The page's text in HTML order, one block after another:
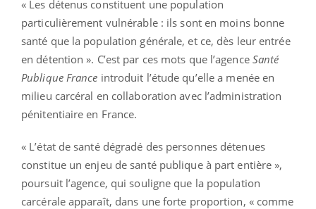
« Les détenus constituent une population
particulièrement vulnérable : ils sont en moins bonne
santé que la population générale, et ce, dès leur entrée
en détention ». C’est par ces mots que l’agence Santé
Publique France introduit l’étude qu’elle a menée en
milieu carcéral en collaboration avec l’administration
pénitentiaire en France.
« L’état de santé dégradé des personnes détenues
constitue un enjeu de santé publique à part entière »,
poursuit l’agence, qui souligne que la population
carcérale apparaît, dans une forte proportion, « comme